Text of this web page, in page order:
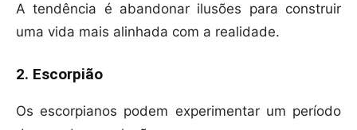
A tendência é abandonar ilusões para construir
uma vida mais alinhada com a realidade.
2. Escorpião
Os escorpianos podem experimentar um período